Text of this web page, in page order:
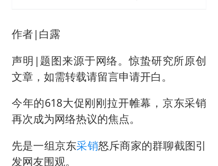
乐享全民健身 共筑健康中国
作者|白露
声明|题图来源于网络。惊蛰研究所原创
文章，如需转载请留言申请开白。
今年的618大促刚刚拉开帷幕，京东采销
再次成为网络热议的焦点。
先是一组京东采销怒斥商家的群聊截图引
发网友围观。